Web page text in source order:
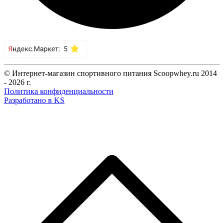
© Интернет-магазин спортивного питания Scoopwhey.ru 2014
- 2026 г.
Политика конфиденциальности
Разработано в KS